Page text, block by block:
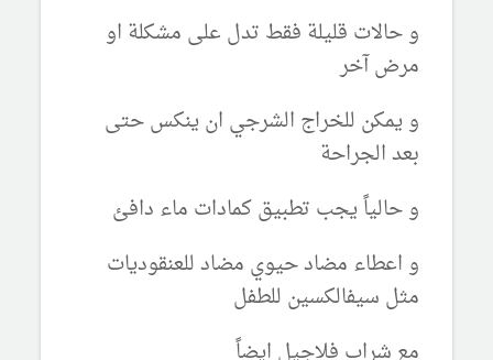
و حالات قليلة فقط تدل على مشكلة او
مرض آخر
و يمكن للخراج الشرجي ان ينكس حتى
بعد الجراحة
و حالياً يجب تطبيق كمادات ماء دافئ
و اعطاء مضاد حيوي مضاد للعنقوديات
مثل سيفالكسين للطفل